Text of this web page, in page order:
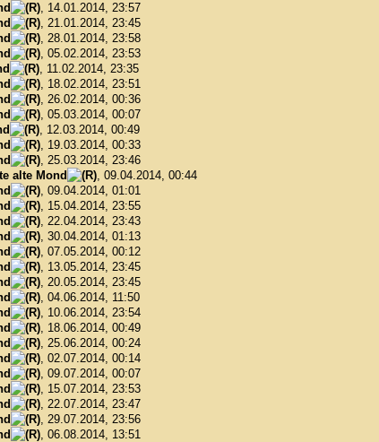
, 14.01.2014, 23:57
, 21.01.2014, 23:45
, 28.01.2014, 23:58
, 05.02.2014, 23:53
, 11.02.2014, 23:35
, 18.02.2014, 23:51
, 26.02.2014, 00:36
, 05.03.2014, 00:07
, 12.03.2014, 00:49
, 19.03.2014, 00:33
, 25.03.2014, 23:46
alte Mond
, 09.04.2014, 00:44
, 09.04.2014, 01:01
, 15.04.2014, 23:55
, 22.04.2014, 23:43
, 30.04.2014, 01:13
, 07.05.2014, 00:12
, 13.05.2014, 23:45
, 20.05.2014, 23:45
, 04.06.2014, 11:50
, 10.06.2014, 23:54
, 18.06.2014, 00:49
, 25.06.2014, 00:24
, 02.07.2014, 00:14
, 09.07.2014, 00:07
, 15.07.2014, 23:53
, 22.07.2014, 23:47
, 29.07.2014, 23:56
, 06.08.2014, 13:51